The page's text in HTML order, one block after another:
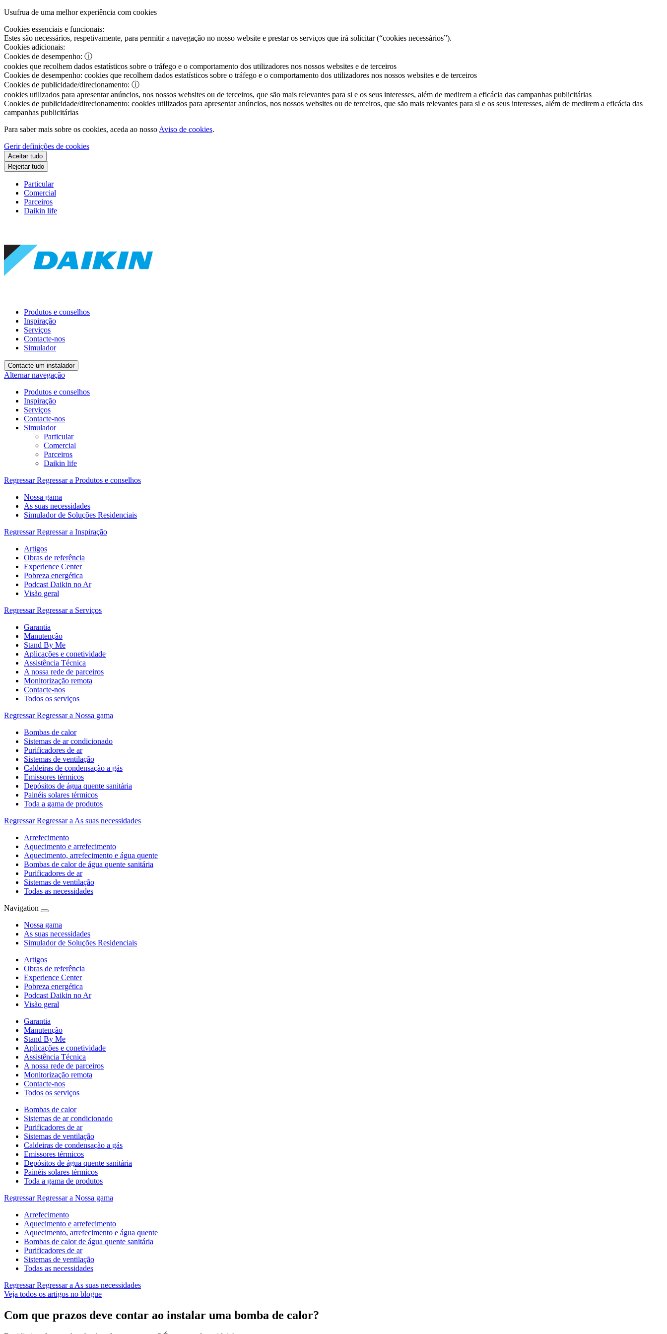
Usufrua de uma melhor experiência com cookies
Cookies essenciais e funcionais:
Estes são necessários, respetivamente, para permitir a navegação no nosso website e prestar os serviços que irá solicitar (“cookies necessários”).
Cookies adicionais:
Cookies de desempenho: ⓘ
cookies que recolhem dados estatísticos sobre o tráfego e o comportamento dos utilizadores nos nossos websites e de terceiros
Cookies de desempenho: cookies que recolhem dados estatísticos sobre o tráfego e o comportamento dos utilizadores nos nossos websites e de terceiros
Cookies de publicidade/direcionamento: ⓘ
cookies utilizados para apresentar anúncios, nos nossos websites ou de terceiros, que são mais relevantes para si e os seus interesses, além de medirem a eficácia das campanhas publicitárias
Cookies de publicidade/direcionamento: cookies utilizados para apresentar anúncios, nos nossos websites ou de terceiros, que são mais relevantes para si e os seus interesses, além de medirem a eficácia das
campanhas publicitárias
Para saber mais sobre os cookies, aceda ao nosso Aviso de cookies.
Gerir definições de cookies
Aceitar tudo
Rejeitar tudo
Particular
Comercial
Parceiros
Daikin life
Produtos e conselhos
Inspiração
Serviços
Contacte-nos
Simulador
Contacte um instalador
Alternar navegação
Produtos e conselhos
Inspiração
Serviços
Contacte-nos
Simulador
Particular
Comercial
Parceiros
Daikin life
Regressar Regressar a Produtos e conselhos
Nossa gama
As suas necessidades
Simulador de Soluções Residenciais
Regressar Regressar a Inspiração
Artigos
Obras de referência
Experience Center
Pobreza energética
Podcast Daikin no Ar
Visão geral
Regressar Regressar a Serviços
Garantia
Manutenção
Stand By Me
Aplicações e conetividade
Assistência Técnica
A nossa rede de parceiros
Monitorização remota
Contacte-nos
Todos os serviços
Regressar Regressar a Nossa gama
Bombas de calor
Sistemas de ar condicionado
Purificadores de ar
Sistemas de ventilação
Caldeiras de condensação a gás
Emissores térmicos
Depósitos de água quente sanitária
Painéis solares térmicos
Toda a gama de produtos
Regressar Regressar a As suas necessidades
Arrefecimento
Aquecimento e arrefecimento
Aquecimento, arrefecimento e água quente
Bombas de calor de água quente sanitária
Purificadores de ar
Sistemas de ventilação
Todas as necessidades
Navigation
Nossa gama
As suas necessidades
Simulador de Soluções Residenciais
Artigos
Obras de referência
Experience Center
Pobreza energética
Podcast Daikin no Ar
Visão geral
Garantia
Manutenção
Stand By Me
Aplicações e conetividade
Assistência Técnica
A nossa rede de parceiros
Monitorização remota
Contacte-nos
Todos os serviços
Bombas de calor
Sistemas de ar condicionado
Purificadores de ar
Sistemas de ventilação
Caldeiras de condensação a gás
Emissores térmicos
Depósitos de água quente sanitária
Painéis solares térmicos
Toda a gama de produtos
Regressar Regressar a Nossa gama
Arrefecimento
Aquecimento e arrefecimento
Aquecimento, arrefecimento e água quente
Bombas de calor de água quente sanitária
Purificadores de ar
Sistemas de ventilação
Todas as necessidades
Regressar Regressar a As suas necessidades
Veja todos os artigos no blogue
Com que prazos deve contar ao instalar uma bomba de calor?